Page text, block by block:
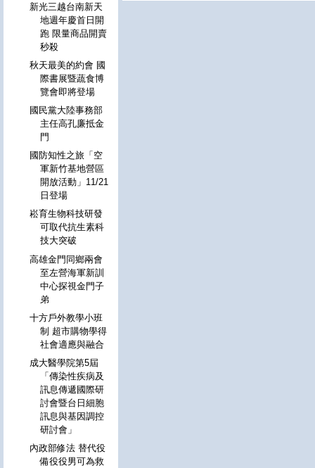
新光三越台南新天
地週年慶首日開
跑 限量商品開賣
秒殺
秋天最美的約會 國
際書展暨蔬食博
覽會即將登場
國民黨大陸事務部
主任高孔廉抵金
門
國防知性之旅「空
軍新竹基地營區
開放活動」11/21
日登場
崧育生物科技研發
可取代抗生素科
技大突破
高雄金門同鄉兩會
至左營海軍新訓
中心探視金門子
弟
十方戶外教學小班
制 超市購物學得
社會適應與融合
成大醫學院第5屆
「傳染性疾病及
訊息傳遞國際研
討會暨台日細胞
訊息與基因調控
研討會」
內政部修法 替代役
備役役男可為救